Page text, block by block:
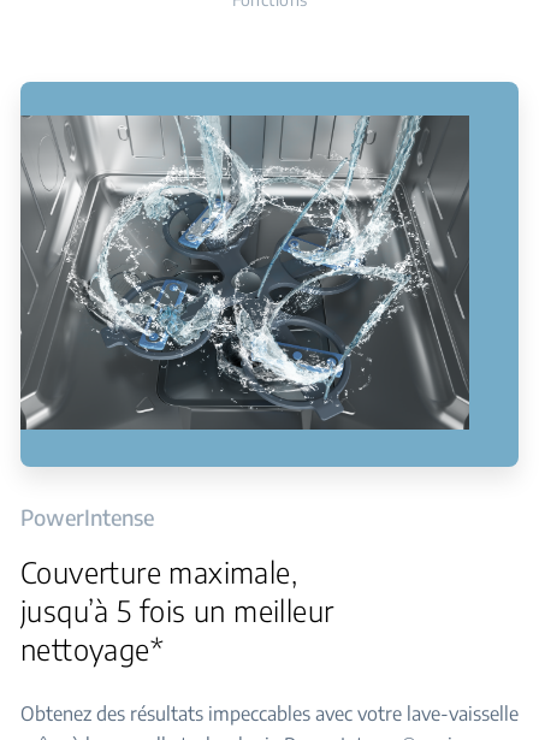
PowerIntense
Couverture maximale,
jusqu’à 5 fois un meilleur
nettoyage*
Obtenez des résultats impeccables avec votre lave-vaisselle